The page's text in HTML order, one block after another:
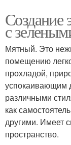
Создание
с
Мятный. Это
помещению
прохладой,
успокаивающим
различными
как
другими. Имеет
пространство.